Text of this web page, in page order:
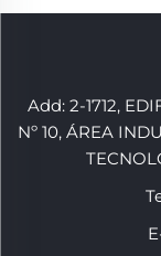
Add: 2-1712,
Nº 10, ÁREA